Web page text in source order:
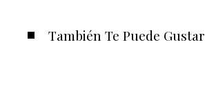
También Te Puede Gustar